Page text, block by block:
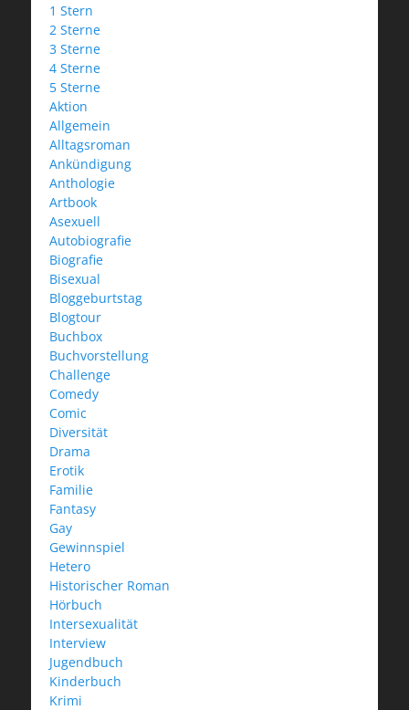
1 Stern
2 Sterne
3 Sterne
4 Sterne
5 Sterne
Aktion
Allgemein
Alltagsroman
Ankündigung
Anthologie
Artbook
Asexuell
Autobiografie
Biografie
Bisexual
Bloggeburtstag
Blogtour
Buchbox
Buchvorstellung
Challenge
Comedy
Comic
Diversität
Drama
Erotik
Familie
Fantasy
Gay
Gewinnspiel
Hetero
Historischer Roman
Hörbuch
Intersexualität
Interview
Jugendbuch
Kinderbuch
Krimi